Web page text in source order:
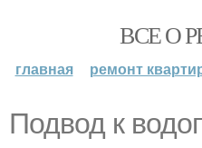
ВСЕ О
главная ремонт
Подвод к